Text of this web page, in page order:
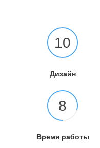
10
Дизайн
8
Время работы